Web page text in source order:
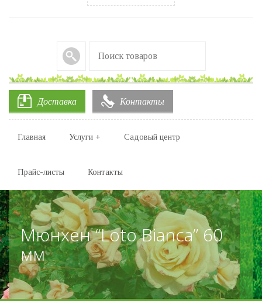
Доставка Контакты
Главная Услуги + Садовый центр
Прайс-листы Контакты
Мюнхен “Loto Bianca” 60
мм